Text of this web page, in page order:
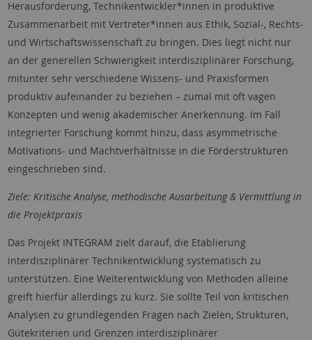
Herausforderung, Technikentwickler*innen in produktive
Zusammenarbeit mit Vertreter*innen aus Ethik, Sozial-, Rechts-
und Wirtschaftswissenschaft zu bringen. Dies liegt nicht nur
an der generellen Schwierigkeit interdisziplinärer Forschung,
mitunter sehr verschiedene Wissens- und Praxisformen
produktiv aufeinander zu beziehen – zumal mit oft vagen
Konzepten und wenig akademischer Anerkennung. Im Fall
integrierter Forschung kommt hinzu, dass asymmetrische
Motivations- und Machtverhältnisse in die Förderstrukturen
eingeschrieben sind.
Ziele: Kritische Analyse, methodische Ausarbeitung & Vermittlung in
die Projektpraxis
Das Projekt INTEGRAM zielt darauf, die Etablierung
interdisziplinärer Technikentwicklung systematisch zu
unterstützen. Eine Weiterentwicklung von Methoden alleine
greift hierfür allerdings zu kurz. Sie sollte Teil von kritischen
Analysen zu grundlegenden Fragen nach Zielen, Strukturen,
Gütekriterien und Grenzen interdisziplinärer